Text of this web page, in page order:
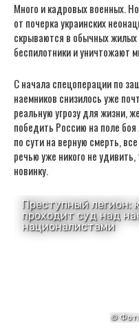
Много и кадровых военных.
от почерка украинских
скрываются в обычных жилых
беспилотники и уничтожают
С начала спецоперации по
наемников снизилось уже
реальную угрозу для жизни,
победить Россию на поле
по сути на верную смерть,
речью уже никого не
новинку.